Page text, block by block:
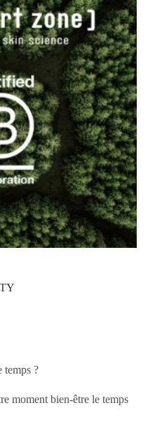
temps ?
moment bien-être le temps